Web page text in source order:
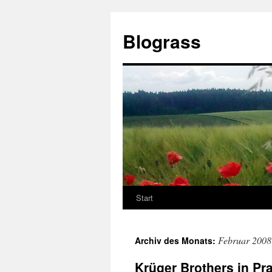
springen
Blograss
Start
Archiv des Monats: Februar 2008
Krüger Brothers in